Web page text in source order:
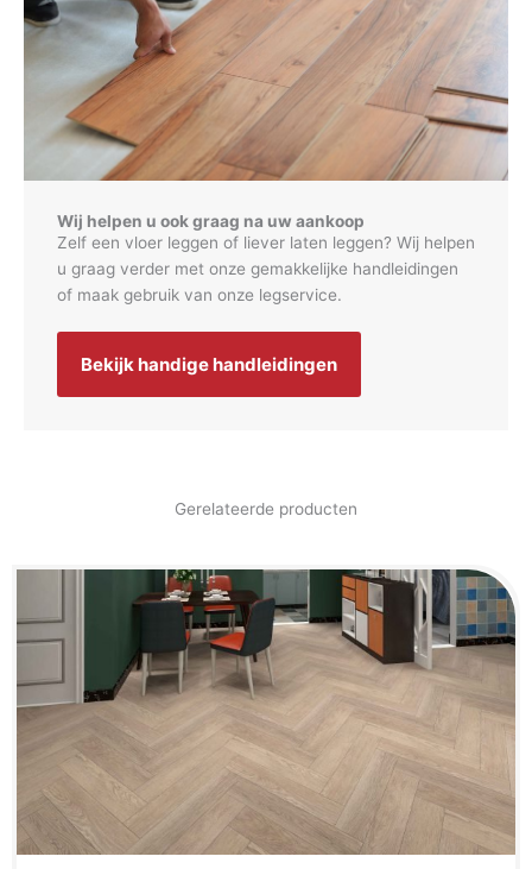
Wij helpen u ook graag na uw aankoop
Zelf een vloer leggen of liever laten leggen? Wij helpen
u graag verder met onze gemakkelijke handleidingen
of maak gebruik van onze legservice.
Bekijk handige handleidingen
Gerelateerde producten